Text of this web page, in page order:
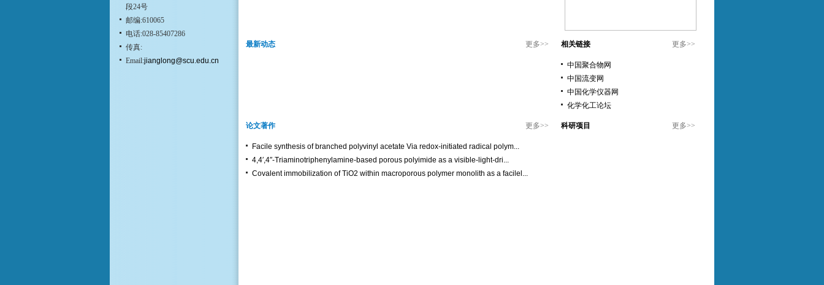
段24号
邮编:610065
电话:028-85407286
传真:
Email:jianglong@scu.edu.cn
更多>>
最新动态 更多>>
相关链接
中国聚合物网
中国流变网
中国化学仪器网
化学化工论坛
更多>>
论文著作
Facile synthesis of branched polyvinyl acetate Via redox-initiated radical polym...
4,4′,4′′-Triaminotriphenylamine-based porous polyimide as a visible-light-dri...
Covalent immobilization of TiO2 within macroporous polymer monolith as a facilel...
更多>>
科研项目